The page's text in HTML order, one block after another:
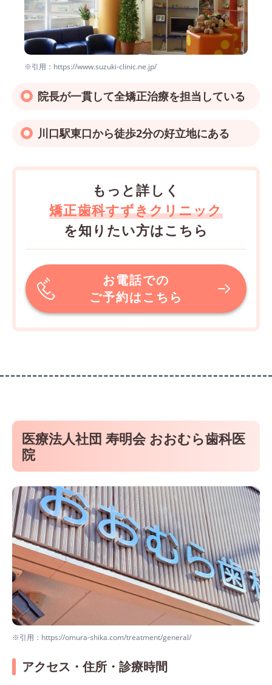
※引用：https://www.suzuki-clinic.ne.jp/
院長が一貫して全矯正治療を担当している
川口駅東口から徒歩2分の好立地にある
もっと詳しく
矯正歯科すずきクリニック
を知りたい方はこちら
お電話での
ご予約はこちら
医療法人社団 寿明会 おおむら歯科医
院
※引用：https://omura-shika.com/treatment/general/
アクセス・住所・診療時間